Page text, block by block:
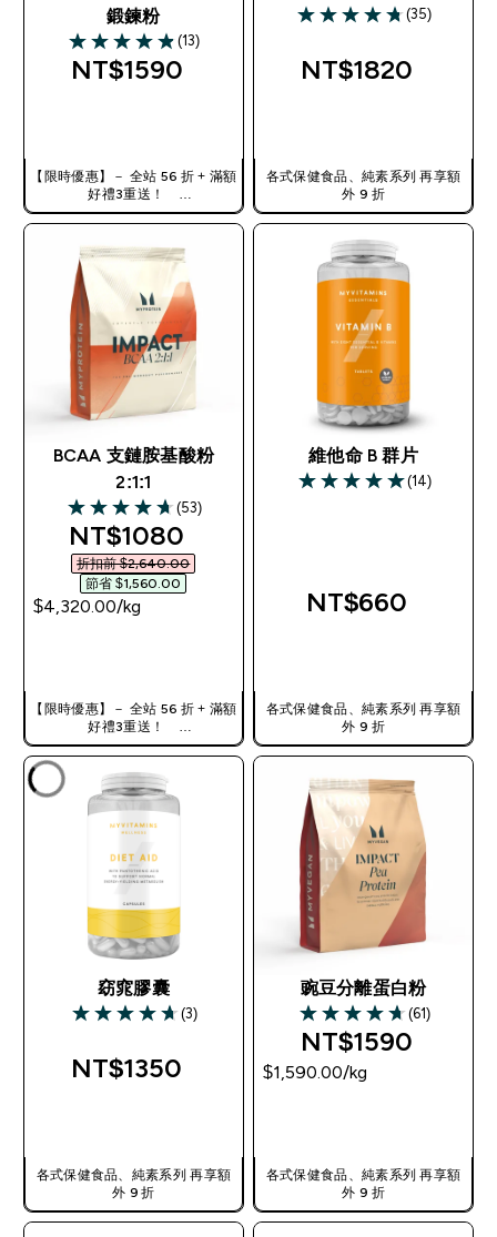
鍛鍊粉
4.85 out of 5 stars
(13)
NT$1590‎
【限時優惠】－ 全站 56 折 + 滿額
好禮3重送！
使用優惠碼，獲得額外折扣：
TW56
4.74 out of 5 stars
(35)
NT$1820‎
各式保健食品、純素系列 再享額
外 9 折
BCAA 支鏈胺基酸粉
2:1:1
4.68 out of 5 stars
(53)
discounted price
NT$1080‎
折扣前 $2,640.00‎
節省 $1,560.00‎
$4,320.00‎/kg
【限時優惠】－ 全站 56 折 + 滿額
好禮3重送！
使用優惠碼，獲得額外折扣：
維他命 B 群片
5 out of 5 stars
(14)
NT$660‎
各式保健食品、純素系列 再享額
外 9 折
窈窕膠囊
4.67 out of 5 stars
(3)
NT$1350‎
各式保健食品、純素系列 再享額
外 9 折
豌豆分離蛋白粉
4.67 out of 5 stars
(61)
NT$1590‎
$1,590.00‎/kg
各式保健食品、純素系列 再享額
外 9 折